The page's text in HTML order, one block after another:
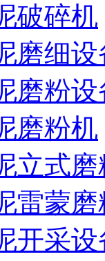
破碎机
磨细设
磨粉设
磨粉机
立式磨
雷蒙磨
开采设